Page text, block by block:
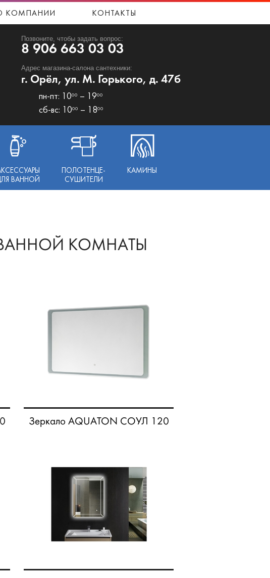
КОМПАНИИ КОНТАКТЫ
Позвоните, чтобы задать вопрос:
8 906 663 03 03
Адрес магазина-салона сантехники:
г. Орёл, ул. М. Горького, д. 47б
пн-пт: 1000 – 1900
сб-вс: 1000 – 1800
ВАННОЙ
ПОЛОТЕНЦЕ-
СУШИТЕЛИ
КАМИНЫ
КОМНАТЫ
Зеркало AQUATON СОУЛ 120